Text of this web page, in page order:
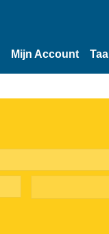
Mijn Account Taal